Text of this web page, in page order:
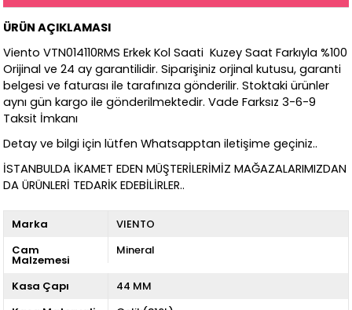
ÜRÜN AÇIKLAMASI
Viento VTN014110RMS Erkek Kol Saati Kuzey Saat Farkıyla %100
Orijinal ve 24 ay garantilidir. Siparişiniz orjinal kutusu, garanti
belgesi ve faturası ile tarafınıza gönderilir. Stoktaki ürünler
aynı gün kargo ile gönderilmektedir. Vade Farksız 3-6-9
Taksit İmkanı
Detay ve bilgi için lütfen Whatsapptan iletişime geçiniz..
İSTANBULDA İKAMET EDEN MÜŞTERİLERİMİZ MAĞAZALARIMIZDAN
DA ÜRÜNLERİ TEDARİK EDEBİLİRLER..
Marka
VIENTO
Cam
Malzemesi
Mineral
Kasa Çapı
44 MM